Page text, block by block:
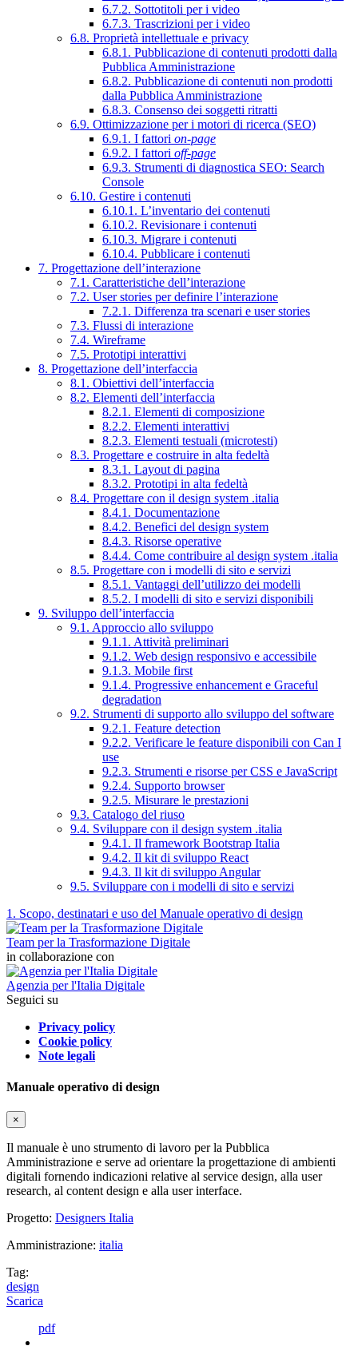
6.7.2. Sottotitoli per i video
6.7.3. Trascrizioni per i video
6.8. Proprietà intellettuale e privacy
6.8.1. Pubblicazione di contenuti prodotti dalla
Pubblica Amministrazione
6.8.2. Pubblicazione di contenuti non prodotti
dalla Pubblica Amministrazione
6.8.3. Consenso dei soggetti ritratti
6.9. Ottimizzazione per i motori di ricerca (SEO)
6.9.1. I fattori on-page
6.9.2. I fattori off-page
6.9.3. Strumenti di diagnostica SEO: Search
Console
6.10. Gestire i contenuti
6.10.1. L’inventario dei contenuti
6.10.2. Revisionare i contenuti
6.10.3. Migrare i contenuti
6.10.4. Pubblicare i contenuti
7. Progettazione dell’interazione
7.1. Caratteristiche dell’interazione
7.2. User stories per definire l’interazione
7.2.1. Differenza tra scenari e user stories
7.3. Flussi di interazione
7.4. Wireframe
7.5. Prototipi interattivi
8. Progettazione dell’interfaccia
8.1. Obiettivi dell’interfaccia
8.2. Elementi dell’interfaccia
8.2.1. Elementi di composizione
8.2.2. Elementi interattivi
8.2.3. Elementi testuali (microtesti)
8.3. Progettare e costruire in alta fedeltà
8.3.1. Layout di pagina
8.3.2. Prototipi in alta fedeltà
8.4. Progettare con il design system .italia
8.4.1. Documentazione
8.4.2. Benefici del design system
8.4.3. Risorse operative
8.4.4. Come contribuire al design system .italia
8.5. Progettare con i modelli di sito e servizi
8.5.1. Vantaggi dell’utilizzo dei modelli
8.5.2. I modelli di sito e servizi disponibili
9. Sviluppo dell’interfaccia
9.1. Approccio allo sviluppo
9.1.1. Attività preliminari
9.1.2. Web design responsivo e accessibile
9.1.3. Mobile first
9.1.4. Progressive enhancement e Graceful
degradation
9.2. Strumenti di supporto allo sviluppo del software
9.2.1. Feature detection
9.2.2. Verificare le feature disponibili con Can I
use
9.2.3. Strumenti e risorse per CSS e JavaScript
9.2.4. Supporto browser
9.2.5. Misurare le prestazioni
9.3. Catalogo del riuso
9.4. Sviluppare con il design system .italia
9.4.1. Il framework Bootstrap Italia
9.4.2. Il kit di sviluppo React
9.4.3. Il kit di sviluppo Angular
9.5. Sviluppare con i modelli di sito e servizi
1. Scopo, destinatari e uso del Manuale operativo di design
Team per la Trasformazione Digitale
in collaborazione con
Agenzia per l'Italia Digitale
Seguici su
Privacy policy
Cookie policy
Note legali
Manuale operativo di design
×
Il manuale è uno strumento di lavoro per la Pubblica
Amministrazione e serve ad orientare la progettazione di ambienti
digitali fornendo indicazioni relative al service design, alla user
research, al content design e alla user interface.
Progetto: Designers Italia
Amministrazione: italia
Tag:
design
Scarica
pdf